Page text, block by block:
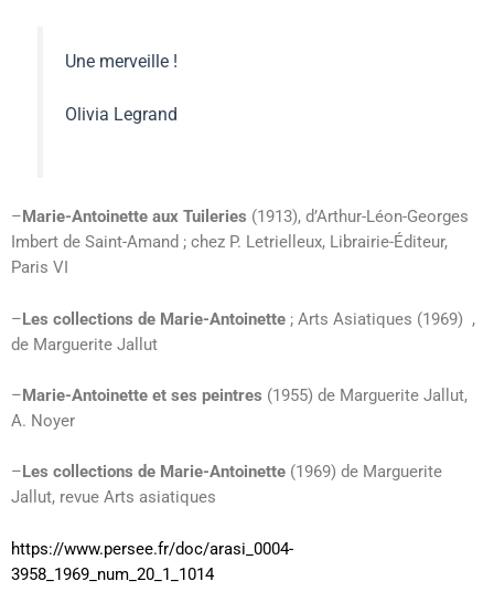
Une merveille !
Olivia Legrand
–Marie-Antoinette aux Tuileries (1913), d’Arthur-Léon-Georges
Imbert de Saint-Amand ; chez P. Letrielleux, Librairie-Éditeur,
Paris VI
–Les collections de Marie-Antoinette ; Arts Asiatiques (1969) ,
de Marguerite Jallut
–Marie-Antoinette et ses peintres (1955) de Marguerite Jallut,
A. Noyer
–Les collections de Marie-Antoinette (1969) de Marguerite
Jallut, revue Arts asiatiques
https://www.persee.fr/doc/arasi_0004-
3958_1969_num_20_1_1014